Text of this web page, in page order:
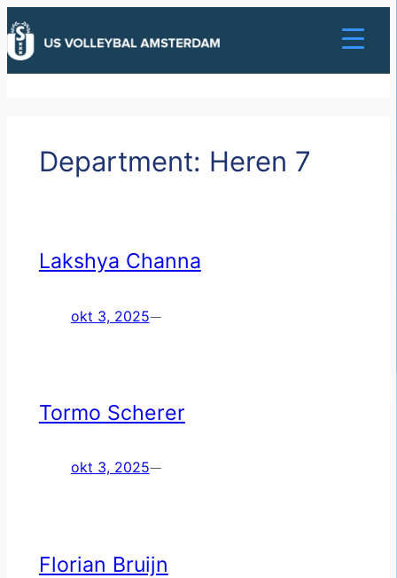
Ga
naar
de
Department: Heren 7
Lakshya Channa
okt 3, 2025—
Tormo Scherer
okt 3, 2025—
Florian Bruijn